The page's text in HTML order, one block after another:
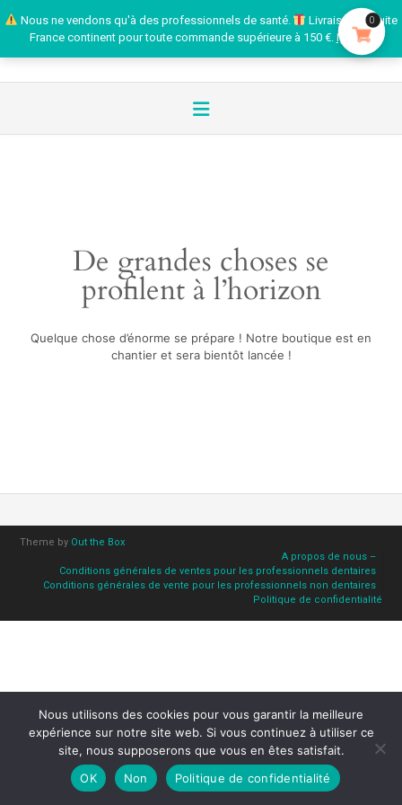
Nous ne vendons qu'à des professionnels de santé.
Livraison gratuite
France continent pour toute commande supérieure à 150 €. Ignorer
De grandes choses se
profilent à l’horizon
Quelque chose d’énorme se prépare ! Notre boutique est en
chantier et sera bientôt lancée !
Theme by Out the Box
A propos de nous –
Conditions générales de ventes pour les professionnels dentaires
Conditions générales de vente pour les professionnels non dentaires
Politique de confidentialité
0
Nous utilisons des cookies pour vous garantir la meilleure
expérience sur notre site web. Si vous continuez à utiliser ce
site, nous supposerons que vous en êtes satisfait.
OK
Non Politique de confidentialité